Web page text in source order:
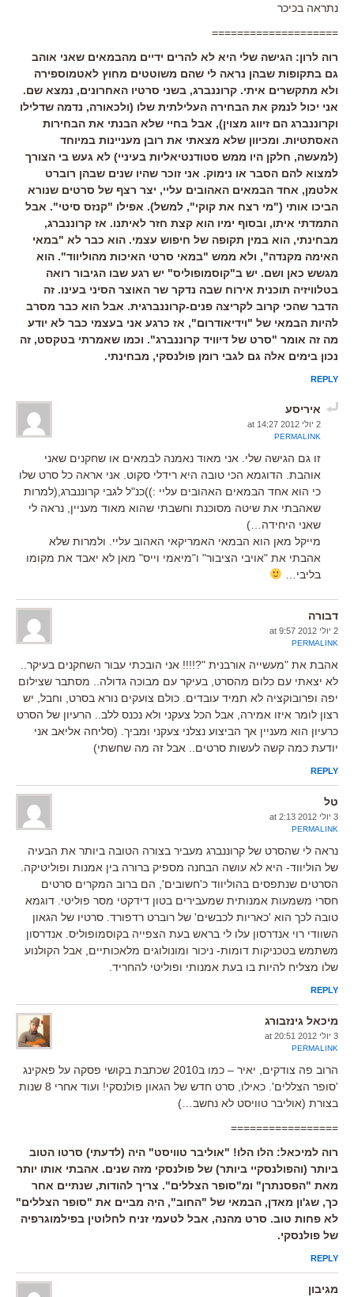
נתראה בכיכר
====================
רוה לרון: הגישה שלי היא לא להרים ידיים מהבמאים שאני אוהב
גם בתקופות שבהן נראה לי שהם משוטטים מחוץ לאטמוספירה
ולא מתקשרים איתי. קרוננברג, בשני סרטיו האחרונים, נמצא שם.
אני יכול לנמק את הבחירה העלילתית שלו (ולכאורה, נדמה שדלילו
וקרוננברג הם זיווג מצוין), אבל בחיי שלא הבנתי את הבחירות
האסתטיות. ומכיוון שלא מצאתי את רובן מעניינות במיוחד
(למעשה, חלקן היו ממש סטודנטיאליות בעיניי) לא געש בי הצורך
למצוא להם הסבר או נימוק. אני זוכר שהיו שנים שבהן רוברט
אלטמן, אחד הבמאים האהובים עליי, יצר רצף של סרטים שנורא
הביכו אותי ("מי רצח את קוקי", למשל). אפילו "קנזס סיטי". אבל
התמדתי איתו, ובסוף ימיו הוא קצת חזר לאיתנו. אז קרוננברג,
מבחינתי, הוא במין תקופה של חיפוש עצמי. הוא כבר לא "במאי
האימה מקנדה", ולא ממש "במאי סרטי האיכות מהוליווד". הוא
מגשש כאן ושם. יש ב"קוסמופוליס" יש רגע שבו הגיבור רואה
בטלוויזיה תוכנית אירוח שבה נדקר שר האוצר הסיני בעינו. זה
הדבר שהכי קרוב לקריצה פנים-קרוננברגית. אבל הוא כבר מסרב
להיות הבמאי של "וידיאודרום", אז כרגע אני בעצמי כבר לא יודע
מה זה אומר "סרט של דיוויד קרוננברג". וכמו שאמרתי בטקסט, זה
נכון בימים אלה גם לגבי רומן פולנסקי, מבחינתי.
REPLY
איריסע
2 יולי 2012 at 14:27
PERMALINK
זו גם הגישה שלי. אני מאוד נאמנה לבמאים או שחקנים שאני
אוהבת. הדוגמא הכי טובה היא רידלי סקוט. אני אראה כל סרט שלו
כי הוא אחד הבמאים האהובים עליי :))כנ"ל לגבי קרוננברג,(למרות
שאהבתי את שיטה מסוכנת וחשבתי שהוא מאוד מעניין, נראה לי
שאני היחידה…)
מייקל מאן הוא הבמאי האמריקאי האהוב עליי. ולמרות שלא
אהבתי את "אויבי הציבור" ו"מיאמי וייס" מאן לא יאבד את מקומו
בליבי…
דבורה
2 יולי 2012 at 9:57
PERMALINK
אהבת את "מעשייה אורבנית "?!!!! אני הובכתי עבור השחקנים בעיקר..
לא יצאתי עם כלום מהסרט, בעיקר עם מבוכה גדולה.. מסתבר שצילום
יפה ופרובוקציה לא תמיד עובדים. כולם צועקים נורא בסרט, וחבל, יש
רצון לומר איזו אמירה, אבל הכל צעקני ולא נכנס ללב.. הרעיון של הסרט
כרעיון הוא מעניין אך הביצוע נצלני צעקני ומביך. (סליחה אליאב אני
יודעת כמה קשה לעשות סרטים.. אבל זה מה שחשתי)
REPLY
טל
3 יולי 2012 at 2:13
PERMALINK
נראה לי שהסרט של קרוננברג מעביר בצורה הטובה ביותר את הבעיה
של הוליווד- היא לא עושה הבחנה מספיק ברורה בין אמנות ופוליטיקה.
הסרטים שנתפסים בהוליווד כ'חשובים', הם ברוב המקרים סרטים
חסרי משמעות אמנותית שמעבירים בטון דידקטי מסר פוליטי. דוגמא
טובה לכך הוא 'כאריות לכבשים' של רוברט רדפורד. סרטיו של הגאון
השוודי רוי אנדרסון עלו לי בראש בעת הצפייה בקוסמופוליס. אנדרסון
משתמש בטכניקות דומות- ניכור ומונולוגים מלאכותיים, אבל הקולנוע
שלו מצליח להיות בו בעת אמנותי ופוליטי להחריד.
REPLY
מיכאל גינזבורג
3 יולי 2012 at 20:51
PERMALINK
הרוב פה צודקים, יאיר – כמו ב2010 שכתבת בקושי פסקה על פאקינג
'סופר הצללים'. כאילו, סרט חדש של הגאון פולנסקי! ועוד אחרי 8 שנות
בצורת (אוליבר טוויסט לא נחשב…)
=================
רוה למיכאל: הלו הלו! "אוליבר טוויסט" היה (לדעתי) סרטו הטוב
ביותר (והפולנסקיי ביותר) של פולנסקי מזה שנים. אהבתי אותו יותר
מאת "הפסנתרן" ומ"סופר הצללים". צריך להודות, שנתיים אחר
כך, שג'ון מאדן, הבמאי של "החוב", היה מביים את "סופר הצללים"
לא פחות טוב. סרט מהנה, אבל לטעמי זניח לחלוטין בפילמוגרפיה
של פולנסקי.
REPLY
מגיבון